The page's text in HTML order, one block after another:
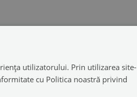
utilizatorului. Prin utilizarea site-
cu Politica noastră privind